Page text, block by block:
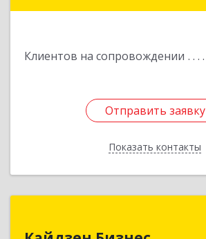
Клиентов на сопровождении
Отправить заявку
Показать контакты
Отправить заявку
Назад